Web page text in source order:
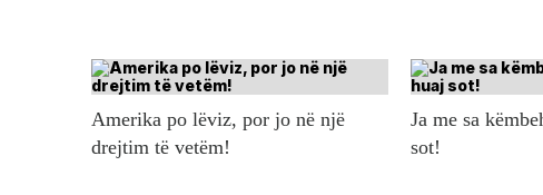
Amerika po lëviz, por jo në një
drejtim të vetëm!
Ja me sa
sot!